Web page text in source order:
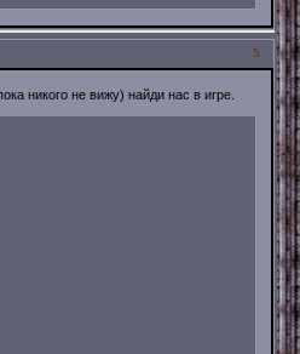
5
никого не вижу) найди нас в игре.